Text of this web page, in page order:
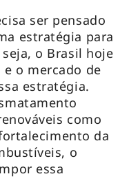
ser pensado
estratégia para
o Brasil hoje
o mercado de
estratégia.
como
da
o
essa